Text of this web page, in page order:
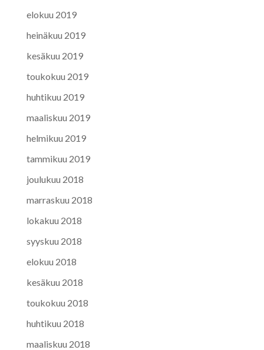
elokuu 2019
heinäkuu 2019
kesäkuu 2019
toukokuu 2019
huhtikuu 2019
maaliskuu 2019
helmikuu 2019
tammikuu 2019
joulukuu 2018
marraskuu 2018
lokakuu 2018
syyskuu 2018
elokuu 2018
kesäkuu 2018
toukokuu 2018
huhtikuu 2018
maaliskuu 2018